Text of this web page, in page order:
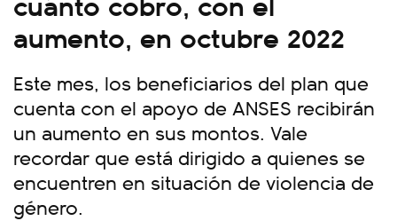
aumento, en octubre 2022
Este mes, los beneficiarios del plan que
cuenta con el apoyo de ANSES recibirán
un aumento en sus montos. Vale
recordar que está dirigido a quienes se
encuentren en situación de violencia de
género.